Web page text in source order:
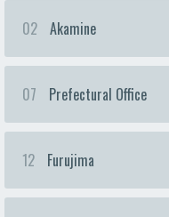
02 Akamine
07 Prefectural Office
12 Furujima